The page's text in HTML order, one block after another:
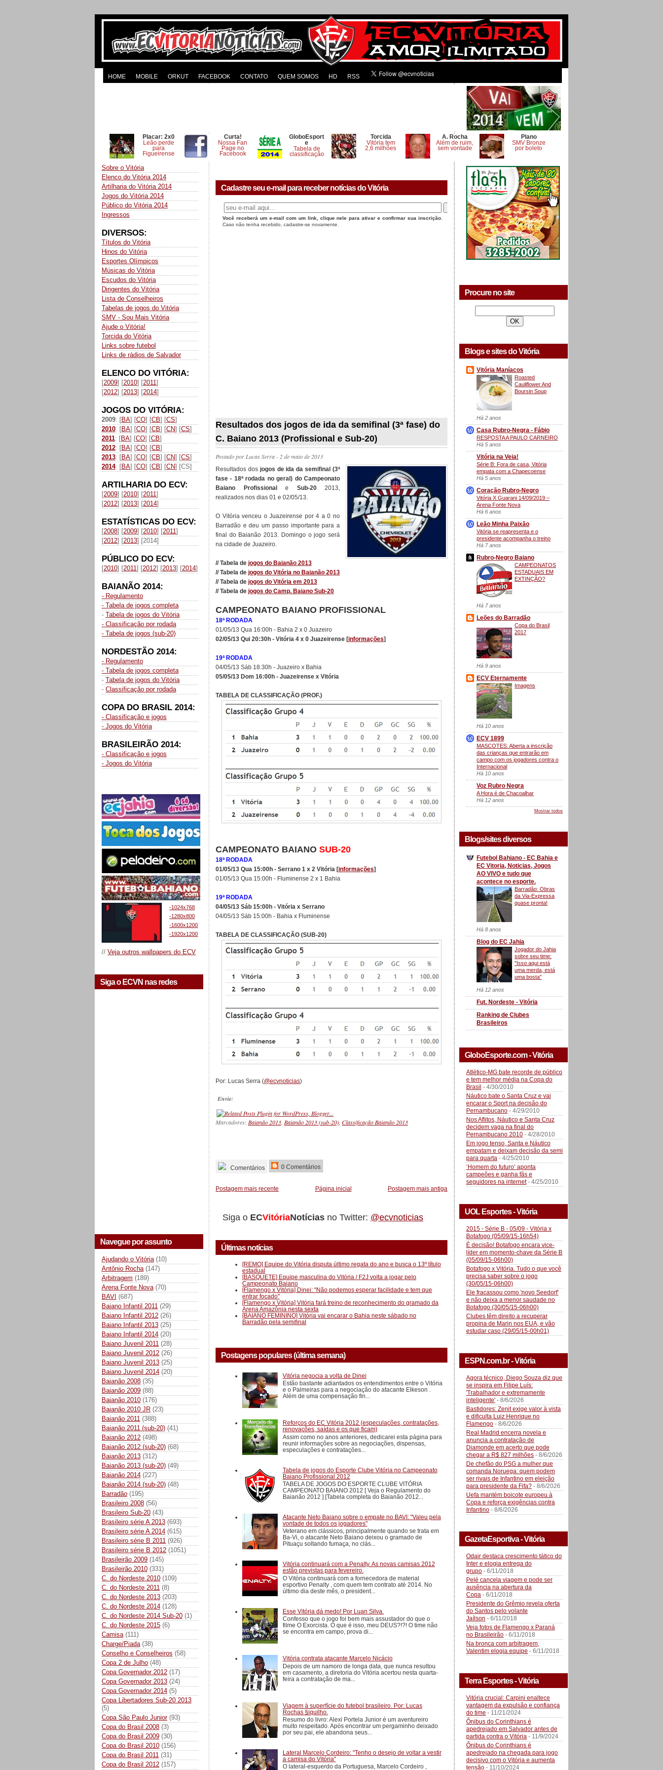
HOME MOBILE ORKUT FACEBOOK CONTATO QUEM SOMOS HD RSS
Placar: 2x0
Leão perde
para
Figueirense
Curta!
Nossa Fan
Page no
Facebook
GloboEsport
e
Tabela de
classificação
Torcida
Vitória tem
2,6 milhões
A. Rocha
Além de ruim,
sem vontade
Plano
SMV Bronze
por boleto
Sobre o Vitória
Elenco do Vitória 2014
Artilharia do Vitória 2014
Jogos do Vitória 2014
Público do Vitória 2014
Ingressos
DIVERSOS:
Títulos do Vitória
Hinos do Vitória
Esportes Olímpicos
Músicas do Vitória
Escudos do Vitória
Dirigentes do Vitória
Lista de Conselheiros
Tabelas de jogos do Vitória
SMV - Sou Mais Vitória
Ajude o Vitória!
Torcida do Vitória
Links sobre futebol
Links de rádios de Salvador
ELENCO DO VITÓRIA:
[2009] [2010] [2011]
[2012] [2013] [2014]
JOGOS DO VITÓRIA:
2009: [BA] [CO] [CB] [CS]
2010: [BA] [CO] [CB] [CN] [CS]
2011: [BA] [CO] [CB]
2012: [BA] [CO] [CB]
2013: [BA] [CO] [CB] [CN] [CS]
2014: [BA] [CO] [CB] [CN] [CS]
ARTILHARIA DO ECV:
[2009] [2010] [2011]
[2012] [2013] [2014]
ESTATÍSTICAS DO ECV:
[2008] [2009] [2010] [2011]
[2012] [2013] [2014]
PÚBLICO DO ECV:
[2010] [2011] [2012] [2013] [2014]
BAIANÃO 2014:
- Regulamento
- Tabela de jogos completa
- Tabela de jogos do Vitória
- Classificação por rodada
- Tabela de jogos (sub-20)
NORDESTÃO 2014:
- Regulamento
- Tabela de jogos completa
- Tabela de jogos do Vitória
- Classificação por rodada
COPA DO BRASIL 2014:
- Classificação e jogos
- Jogos do Vitória
BRASILEIRÃO 2014:
- Classificação e jogos
- Jogos do Vitória
-1024x768
-1280x800
-1600x1200
-1920x1200
// Veja outros wallpapers do ECV
Siga o ECVN nas redes
Navegue por assunto
Ajudando o Vitória (10)
Antônio Rocha (147)
Arbitragem (189)
Arena Fonte Nova (70)
BAVI (687)
Baiano Infantil 2011 (29)
Baiano Infantil 2012 (26)
Baiano Infantil 2013 (25)
Baiano Infantil 2014 (20)
Baiano Juvenil 2011 (28)
Baiano Juvenil 2012 (26)
Baiano Juvenil 2013 (25)
Baiano Juvenil 2014 (20)
Baianão 2008 (35)
Baianão 2009 (88)
Baianão 2010 (176)
Baianão 2010 JR (23)
Baianão 2011 (388)
Baianão 2011 (sub-20) (41)
Baianão 2012 (498)
Baianão 2012 (sub-20) (68)
Baianão 2013 (312)
Baianão 2013 (sub-20) (49)
Baianão 2014 (227)
Baianão 2014 (sub-20) (48)
Barradão (195)
Brasileiro 2008 (56)
Brasileiro Sub-20 (43)
Brasileiro série A 2013 (693)
Brasileiro série A 2014 (615)
Brasileiro série B 2011 (926)
Brasileiro série B 2012 (1051)
Brasileirão 2009 (145)
Brasileirão 2010 (331)
C. do Nordeste 2010 (109)
C. do Nordeste 2011 (8)
C. do Nordeste 2013 (203)
C. do Nordeste 2014 (128)
C. do Nordeste 2014 Sub-20 (1)
C. do Nordeste 2015 (6)
Camisa (111)
Charge/Piada (38)
Conselho e Conselheiros (58)
Copa 2 de Julho (48)
Copa Governador 2012 (17)
Copa Governador 2013 (24)
Copa Governador 2014 (5)
Copa Libertadores Sub-20 2013
(5)
Copa São Paulo Junior (93)
Copa do Brasil 2008 (3)
Copa do Brasil 2009 (30)
Copa do Brasil 2010 (156)
Copa do Brasil 2011 (31)
Copa do Brasil 2012 (157)
Cadastre seu e-mail para receber notícias do Vitória
Você receberá um e-mail com um link, clique nele para ativar e confirmar sua inscrição
Caso não tenha recebido, cadastre-se novamente.
Resultados dos jogos de ida da semifinal (3ª fase) do
C. Baiano 2013 (Profissional e Sub-20)
Postado porLucas Serra- 2 de maio de 2013
Resultados dos jogos de ida da semifinal (3ª
fase - 18ª rodada no geral) do Campeonato
Baiano Profissional
e Sub-202013,
realizados nos dias 01 e 02/05/13.
O Vitória venceu o Juazeirense por 4 a 0 no
Barradão e deu um passo importante para a
final do Baianão 2013. Domingo o jogo será
na cidade de Juazeiro.
// Tabela de jogos do Baianão 2013
// Tabela de jogos do Vitória no Baianão 2013
// Tabela de jogos do Vitória em 2013
// Tabela de jogos do Camp. Baiano Sub-20
CAMPEONATO BAIANO PROFISSIONAL
18ª RODADA
01/05/13 Qua 16:00h - Bahia 2 x 0 Juazeiro
02/05/13 Qui 20:30h - Vitória 4 x 0 Juazeirense [informações]
19ª RODADA
04/05/13 Sáb 18:30h - Juazeiro x Bahia
05/05/13 Dom 16:00h - Juazeirense x Vitória
TABELA DE CLASSIFICAÇÃO (PROF.)
CAMPEONATO BAIANO SUB-20
18ª RODADA
01/05/13 Qua 15:00h - Serrano 1 x 2 Vitória [informações]
01/05/13 Qua 15:00h - Fluminense 2 x 1 Bahia
19ª RODADA
04/05/13 Sáb 15:00h - Vitória x Serrano
04/05/13 Sáb 15:00h - Bahia x Fluminense
TABELA DE CLASSIFICAÇÃO (SUB-20)
Por: Lucas Serra (@ecvnoticias)
Envie:
Marcadores: Baianão 2013, Baianão 2013 (sub-20), Classificação Baianão 2013
Comentários 0 Comentários
Postagem mais recente Postagem mais antiga
Página inicial
Siga o ECVitóriaNotícias no Twitter: @ecvnoticias
Últimas notícias
[REMO] Equipe do Vitória disputa último regata do ano e busca o 13º título
estadual
[BASQUETE] Equipe masculina do Vitória / F2J volta a jogar pelo
Campeonato Baiano
[Flamengo x Vitória] Dinei: "Não podemos esperar facilidade e tem que
entrar focado"
[Flamengo x Vitória] Vitória fará treino de reconhecimento do gramado da
Arena Amazônia nesta sexta
[BAIANO FEMININO] Vitória vai encarar o Bahia neste sábado no
Barradão pela semifinal
Postagens populares (última semana)
Vitória negocia a volta de Dinei
Estão bastante adiantados os entendimentos entre o Vitória
e o Palmeiras para a negociação do atacante Elkeson .
Além de uma compensação fin...
Reforços do EC Vitória 2012 (especulações, contratações,
renovações, saídas e os que ficam)
Assim como no anos anteriores, dedicarei esta página para
reunir informações sobre as negociações, dispensas,
especulações e contratações...
Tabela de jogos do Esporte Clube Vitória no Campeonato
Baiano Profissional 2012
TABELA DE JOGOS DO ESPORTE CLUBE VITÓRIA
CAMPEONATO BAIANO 2012 [ Veja o Regulamento do
Baianão 2012 ] [Tabela completa do Baianão 2012...
Atacante Neto Baiano sobre o empate no BAVI: "Valeu pela
vontade de todos os jogadores"
Veterano em clássicos, principalmente quando se trata em
Ba-Vi, o atacante Neto Baiano deixou o gramado de
Pituaçu soltando fumaça, no clás...
Vitória continuará com a Penalty. As novas camisas 2012
estão previstas para fevereiro.
O Vitória continuará com a fornecedora de material
esportivo Penalty , com quem tem contrato até 2014. No
último dia deste mês, o president...
Esse Vitória dá medo! Por Luan Silva.
Confesso que o jogo foi bem mais assustador do que o
filme O Exorcista. O que é isso, meu DEUS?!?! O time não
se encontra em campo, prova di...
Vitória contrata atacante Marcelo Nicácio
Depois de um namoro de longa data, que nunca resultou
em casamento, a diretoria do Vitória acertou nesta quarta-
feira a contratação de ma...
Viagem à superfície do futebol brasileiro. Por: Lucas
Rochas §iquilho.
Resumo do livro: Alexi Portela Junior é um aventureiro
muito respeitado. Após encontrar um pergaminho deixado
por seu pai, ele abandona seus...
Lateral Marcelo Cordeiro: "Tenho o desejo de voltar a vestir
a camisa do Vitória"
O lateral-esquerdo da Portuguesa, Marcelo Cordeiro ,
Procure no site
Blogs e sites do Vitória
Vitória Maníacos
Roasted
Cauliflower And
Boursin Soup
Há 2 anos
Casa Rubro-Negra - Fábio
RESPOSTA A PAULO CARNEIRO
Há 5 anos
Vitória na Veia!
Série B: Fora de casa, Vitória
empata com a Chapecoense
Há 5 anos
Coração Rubro-Negro
Vitória X Guarani 14/09/2019 –
Arena Fonte Nova
Há 6 anos
Leão Minha Paixão
Vitória se reapresenta e o
presidente acompanha o treino
Há 7 anos
Rubro-Negro Baiano
CAMPEONATOS
ESTADUAIS EM
EXTINÇÃO?
Há 7 anos
Leões do Barradão
Copa do Brasil
2017
Há 9 anos
ECV Eternamente
Imagens
Há 10 anos
ECV 1899
MASCOTES: Aberta a inscrição
das crianças que entrarão em
campo com os jogadores contra o
Internacional
Há 10 anos
Voz Rubro Negra
A Hora é de Chacoalhar
Há 12 anos
Mostrar todos
Blogs/sites diversos
Futebol Bahiano - EC Bahia e
EC Vitoria, Noticias, Jogos
AO VIVO e tudo que
acontece no esporte.
Barradão: Obras
da Via-Expressa
quase pronta!
Há 8 anos
Blog do EC Jahia
Jogador do Jahia
sobre seu time:
"Isso aqui está
uma merda, está
uma bosta"
Há 12 anos
Fut. Nordeste - Vitória
Ranking de Clubes
Brasileiros
GloboEsporte.com - Vitória
Atlético-MG bate recorde de público
e tem melhor média na Copa do
Brasil - 4/30/2010
Náutico bate o Santa Cruz e vai
encarar o Sport na decisão do
Pernambucano - 4/29/2010
Nos Aflitos, Náutico e Santa Cruz
decidem vaga na final do
Pernambucano 2010 - 4/28/2010
Em jogo tenso, Santa e Náutico
empatam e deixam decisão da semi
para quarta - 4/25/2010
‘Homem do futuro’ aponta
campeões e ganha fãs e
seguidores na internet- 4/25/2010
UOL Esportes - Vitória
2015 - Série B - 05/09 - Vitória x
Botafogo (05/09/15-16h54)
É decisão! Botafogo encara vice-
líder em momento-chave da Série B
(05/09/15-06h00)
Botafogo x Vitória. Tudo o que você
precisa saber sobre o jogo
(30/05/15-06h00)
Ele fracassou como 'novo Seedorf'
e não deixa a menor saudade no
Botafogo (30/05/15-06h00)
Clubes têm direito a recuperar
propina de Marin nos EUA, e vão
estudar caso (29/05/15-00h01)
ESPN.com.br - Vitória
Agora técnico, Diego Souza diz que
se inspira em Filipe Luís:
'Trabalhador e extremamente
inteligente' - 8/6/2026
Bastidores: Zenit exige valor à vista
e dificulta Luiz Henrique no
Flamengo - 8/6/2026
Real Madrid encerra novela e
anuncia a contratação de
Diamonde em acerto que pode
chegar a R$ 827 milhões - 8/6/2026
De chefão do PSG a mulher que
comanda Noruega: quem podem
ser rivais de Infantino em eleição
para presidente da Fifa? - 8/6/2026
Uefa mantém boicote europeu à
Copa e reforça exigências contra
Infantino - 8/6/2026
GazetaEsportiva - Vitória
Odair destaca crescimento tático do
Inter e elogia entrega do
grupo - 6/11/2018
Pelé cancela viagem e pode ser
ausência na abertura da
Copa - 6/11/2018
Presidente do Grêmio revela oferta
do Santos pelo volante
Jaílson - 6/11/2018
Veja fotos de Flamengo x Paraná
no Brasileirão - 6/11/2018
Na bronca com arbitragem,
Valentim elogia equipe - 6/11/2018
Terra Esportes - Vitória
Vitória crucial: Carpini enaltece
vantagem da expulsão e confiança
do time - 11/21/2024
Ônibus do Corinthians é
apedrejado em Salvador antes de
partida contra o Vitória - 11/9/2024
Ônibus do Corinthians é
apedrejado na chegada para jogo
decisivo com o Vitória e aumenta
tensão - 11/10/2024